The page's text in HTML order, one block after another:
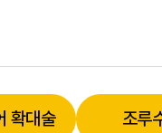
확대술 조루